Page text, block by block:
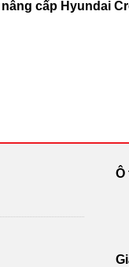
nâng cấp Hyundai
Ô